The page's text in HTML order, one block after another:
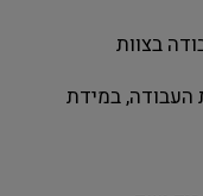
בצוות
נכונות לזמינות מעבר לשעות העבודה, במידת